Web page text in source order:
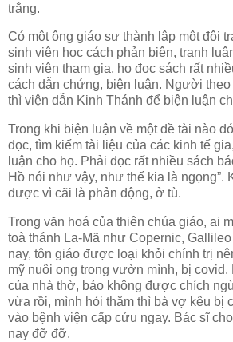
trắng.
Có một ông giáo sư thành lập một đội
sinh viên học cách phản biện, tranh
sinh viên tham gia, họ đọc sách rất
cách dẫn chứng, biện luận. Người
thì viện dẫn Kinh Thánh để biện luận
Trong khi biện luận về một đề tài nào
đọc, tìm kiếm tài liệu của các kinh tế
luận cho họ. Phải đọc rất nhiều sách
Hồ nói như vậy, như thế kia là ngọng”.
được vì cãi là phản động, ở tù.
Trong văn hoá của thiên chúa giáo, ai
toà thánh La-Mã như Copernic,
nay, tôn giáo được loại khỏi chính trị
mỹ nuôi ong trong vườn mình, bị covid.
của nhà thờ, bảo không được chích
vừa rồi, mình hỏi thăm thì bà vợ kêu bị
vào bệnh viện cấp cứu ngay. Bác sĩ
nay đỡ đỡ.